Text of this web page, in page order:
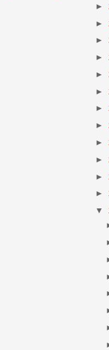
►
►
►
►
►
►
►
►
►
►
►
►
▼